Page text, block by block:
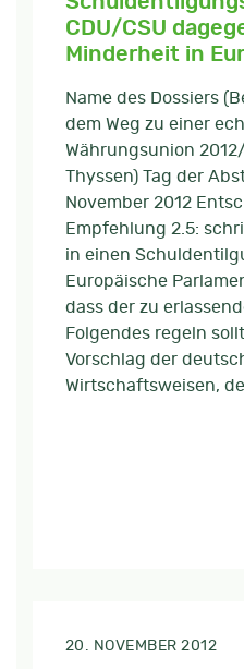
CDU/CSU
Minderheit in
Name des Dossiers
dem Weg zu einer
Währungsunion
Thyssen) Tag der
November 2012
Empfehlung 2.5:
in einen
Europäische
dass der zu
Folgendes regeln
Vorschlag der
Wirtschaftsweisen,
20. NOVEMBER 2012